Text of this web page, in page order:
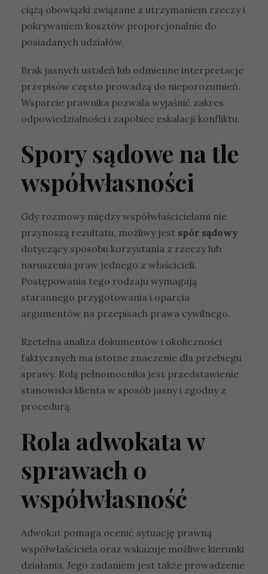
ciążą obowiązki związane z utrzymaniem rzeczy i
pokrywaniem kosztów proporcjonalnie do
posiadanych udziałów.
Brak jasnych ustaleń lub odmienne interpretacje
przepisów często prowadzą do nieporozumień.
Wsparcie prawnika pozwala wyjaśnić zakres
odpowiedzialności i zapobiec eskalacji konfliktu.
Spory sądowe na tle
współwłasności
Gdy rozmowy między współwłaścicielami nie
przynoszą rezultatu, możliwy jest spór sądowy
dotyczący sposobu korzystania z rzeczy lub
naruszenia praw jednego z właścicieli.
Postępowania tego rodzaju wymagają
starannego przygotowania i oparcia
argumentów na przepisach prawa cywilnego.
Rzetelna analiza dokumentów i okoliczności
faktycznych ma istotne znaczenie dla przebiegu
sprawy. Rolą pełnomocnika jest przedstawienie
stanowiska klienta w sposób jasny i zgodny z
procedurą.
Rola adwokata w
sprawach o
współwłasność
Adwokat pomaga ocenić sytuację prawną
współwłaściciela oraz wskazuje możliwe kierunki
działania. Jego zadaniem jest także prowadzenie